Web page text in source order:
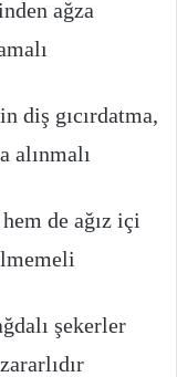
ağza
diş gıcırdatma,
alınmalı
de ağız içi
şekerler